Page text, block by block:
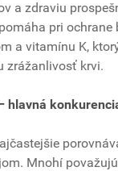
a zdraviu
pri ochrane
a vitamínu K,
zrážanlivosť krvi.
hlavná
Mnohí